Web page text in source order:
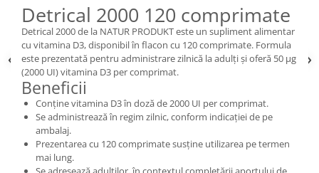
Detrical 2000 120 comprimate
Detrical 2000 de la NATUR PRODUKT este un supliment alimentar
cu vitamina D3, disponibil în flacon cu 120 comprimate. Formula
este prezentată pentru administrare zilnică la adulți și oferă 50 µg
(2000 UI) vitamina D3 per comprimat.
Beneficii
Conține vitamina D3 în doză de 2000 UI per comprimat.
Se administrează în regim zilnic, conform indicației de pe
ambalaj.
Prezentarea cu 120 comprimate susține utilizarea pe termen
mai lung.